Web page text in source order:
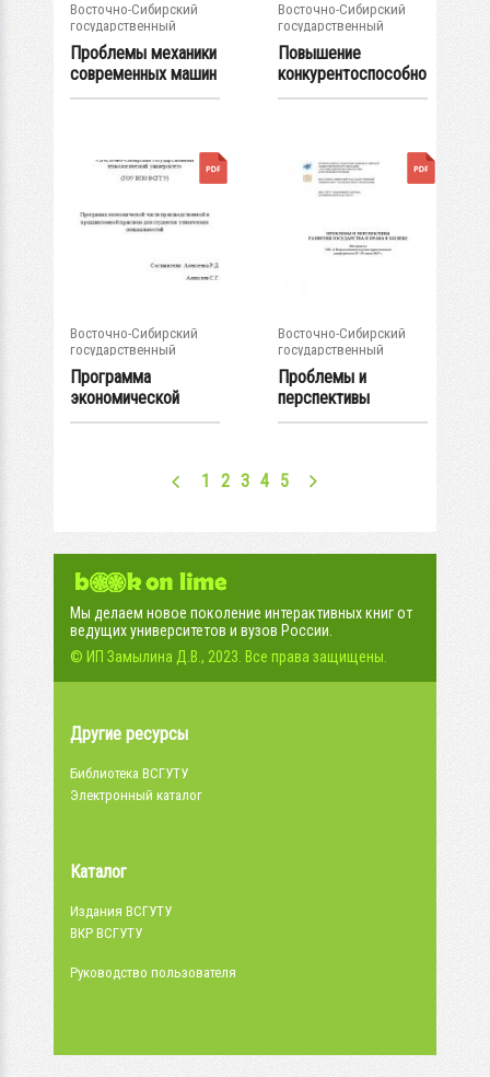
Восточно-Сибирский
государственный
университет...
Проблемы механики
современных машин
: материалы...
Восточно-Сибирский
государственный
университет...
Повышение
конкурентоспособно
сти региона на
Восточно-Сибирский
государственный
университет...
Программа
экономической
части
Восточно-Сибирский
государственный
университет...
Проблемы и
перспективы
развития
1
2 3 4 5
Мы делаем новое поколение интерактивных книг от
ведущих университетов и вузов России.
© ИП Замылина Д.В., 2023. Все права защищены.
Другие ресурсы
Библиотека ВСГУТУ
Электронный каталог
Каталог
Издания ВСГУТУ
ВКР ВСГУТУ
Руководство пользователя